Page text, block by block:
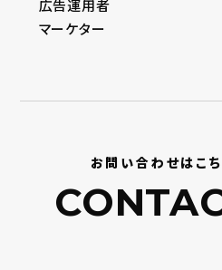
広告運用者
マーケター
お問い合わせはこち